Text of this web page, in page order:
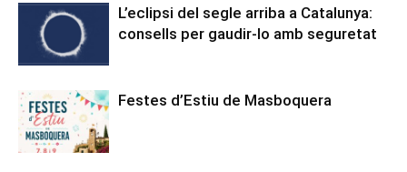
L’eclipsi del segle arriba a Catalunya:
consells per gaudir-lo amb seguretat
Festes d’Estiu de Masboquera